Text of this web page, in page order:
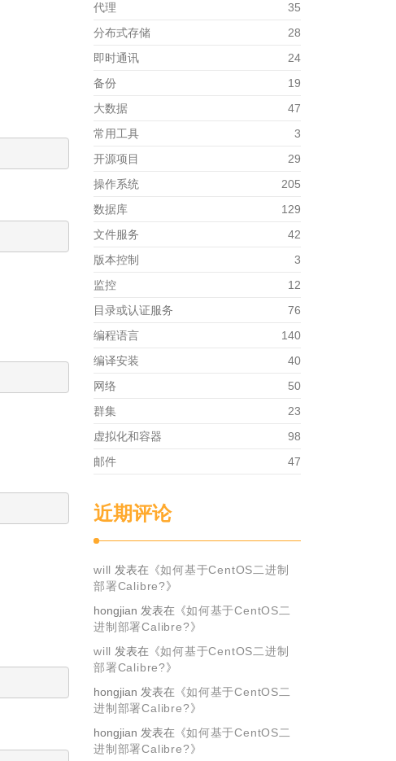
代理
35
分布式存储
28
即时通讯
24
备份
19
大数据
47
常用工具
3
开源项目
29
操作系统
205
数据库
129
文件服务
42
版本控制
3
监控
12
目录或认证服务
76
编程语言
140
编译安装
40
网络
50
群集
23
虚拟化和容器
98
邮件
47
近期评论
will 发表在《如何基于CentOS二进制
部署Calibre?》
hongjian 发表在《如何基于CentOS二
进制部署Calibre?》
will 发表在《如何基于CentOS二进制
部署Calibre?》
hongjian 发表在《如何基于CentOS二
进制部署Calibre?》
hongjian 发表在《如何基于CentOS二
进制部署Calibre?》